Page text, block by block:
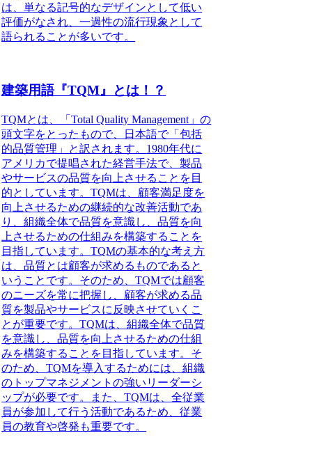
は、単なる記号的なデザインとして低い
評価がなされ、一過性の流行現象として
語られることが多いです。
建築用語『TQM』とは！？
TQMとは、「Total Quality Management」の
頭文字をとったもので、日本語で「包括
的品質管理」と訳されます。 1980年代に
アメリカで提唱された経営手法で、製品
やサービスの品質を向上させることを目
的としています。TQMは、顧客満足度を
向上させるための継続的な改善活動であ
り、組織全体で品質を意識し、品質を向
上させるための仕組みを構築することを
目指しています。TQMの基本的な考え方
は、品質とは顧客が求めるものであると
いうことです。そのため、TQMでは顧客
のニーズを常に把握し、顧客が求める品
質を製品やサービスに反映させていくこ
とが重要です。TQMは、組織全体で品質
を意識し、品質を向上させるための仕組
みを構築することを目指しています。そ
のため、TQMを導入するためには、組織
のトップマネジメントの強いリーダーシ
ップが必要です。また、TQMは、全従業
員が参加して行う活動であるため、従業
員の教育や啓発も重要です。